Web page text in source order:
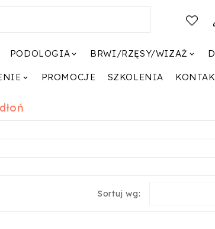
PODOLOGIA  BRWI/RZĘSY/WIZAŻ 
 PROMOCJE SZKOLENIA
Sortuj wg: